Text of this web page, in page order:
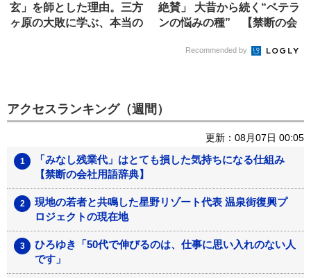
玄」を師とした理由。三方
ヶ原の大敗に学ぶ、本当の
絶賛」 大昔から続く“ベテラ
ンの悩みの種” 【禁断の会
Recommended by
アクセスランキング（週間）
更新：08月07日 00:05
「みなし残業代」はとても損した気持ちになる仕組み
【禁断の会社用語辞典】
現地の若者と共鳴した星野リゾート代表 温泉街復興プ
ロジェクトの現在地
ひろゆき「50代で伸びるのは、仕事に思い入れのない人
です」